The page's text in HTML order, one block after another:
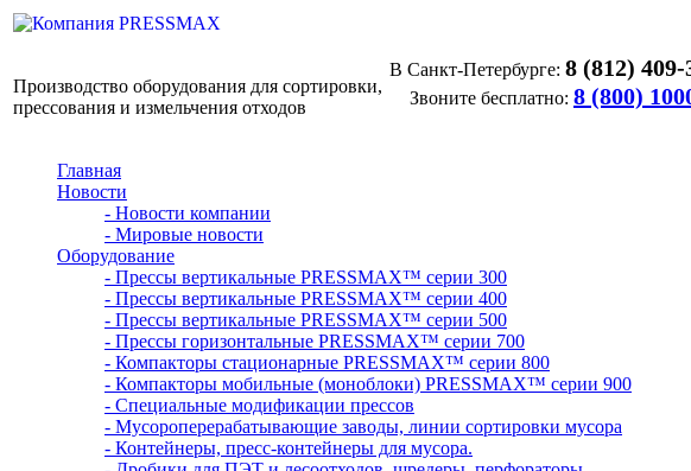
Производство оборудования для сортировки,
прессования и измельчения отходов
В Санкт-Петербурге: 8 (812) 409-
Звоните бесплатно: 8 (800)
Главная
Новости
- Новости компании
- Мировые новости
Оборудование
- Прессы вертикальные PRESSMAX™ серии 300
- Прессы вертикальные PRESSMAX™ серии 400
- Прессы вертикальные PRESSMAX™ серии 500
- Прессы горизонтальные PRESSMAX™ серии 700
- Компакторы стационарные PRESSMAX™ серии 800
- Компакторы мобильные (моноблоки) PRESSMAX™ серии 900
- Специальные модификации прессов
- Мусороперерабатывающие заводы, линии сортировки мусора
- Контейнеры, пресс-контейнеры для мусора.